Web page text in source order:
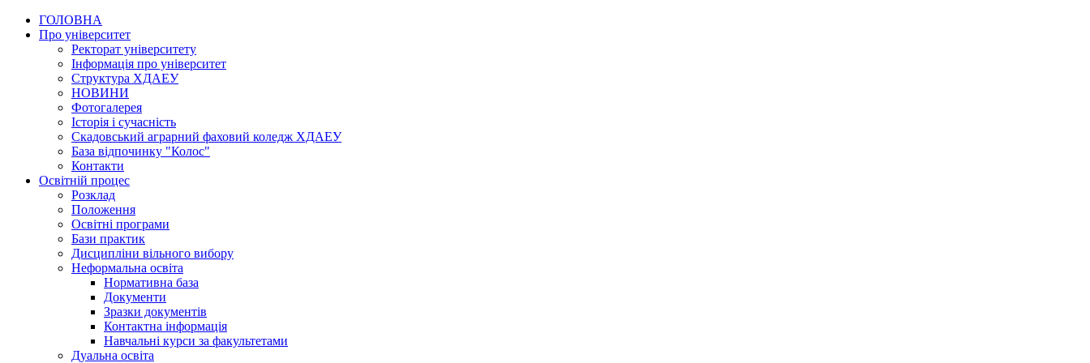
ГОЛОВНА
Про університет
Ректорат університету
Інформація про університет
Структура ХДАЕУ
НОВИНИ
Фотогалерея
Історія і сучасність
Скадовський аграрний фаховий коледж ХДАЕУ
База відпочинку "Колос"
Контакти
Освітній процес
Розклад
Положення
Освітні програми
Бази практик
Дисципліни вільного вибору
Неформальна освіта
Нормативна база
Документи
Зразки документів
Контактна інформація
Навчальні курси за факультетами
Дуальна освіта